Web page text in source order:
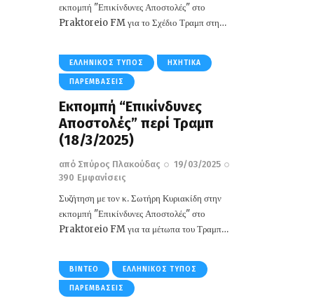
εκπομπή "Επικίνδυνες Αποστολές" στο
Praktoreio FM για το Σχέδιο Τραμπ στη…
ΕΛΛΗΝΙΚΌΣ ΤΎΠΟΣ ΗΧΗΤΙΚΆ
ΠΑΡΕΜΒΆΣΕΙΣ
Εκπομπή “Επικίνδυνες
Αποστολές” περί Τραμπ
(18/3/2025)
από Σπύρος Πλακούδας
19/03/2025
390 Εμφανίσεις
Συζήτηση με τον κ. Σωτήρη Κυριακίδη στην
εκπομπή "Επικίνδυνες Αποστολές" στο
Praktoreio FM για τα μέτωπα του Τραμπ…
ΒΊΝΤΕΟ ΕΛΛΗΝΙΚΌΣ ΤΎΠΟΣ
ΠΑΡΕΜΒΆΣΕΙΣ